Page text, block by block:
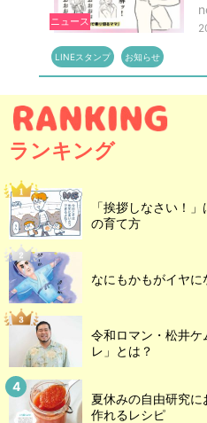
ニュース
LINEスタンプ お知らせ
ランキング
「挨拶しなさい！
の育て方
なにもかもがイヤ
令和ロマン・松井ケ
レ」とは？
夏休みの自由研究
作れるレシピ